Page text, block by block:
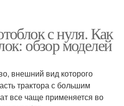
с нуля. Как
обзор моделей
внешний вид которого
трактора с большим
все чаще применяется во